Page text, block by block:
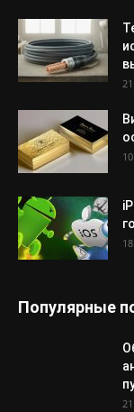
Популярные